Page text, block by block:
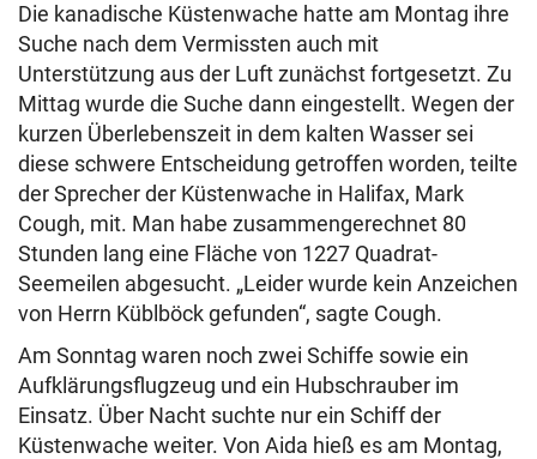
Die kanadische Küstenwache hatte am Montag ihre
Suche nach dem Vermissten auch mit
Unterstützung aus der Luft zunächst fortgesetzt. Zu
Mittag wurde die Suche dann eingestellt. Wegen der
kurzen Überlebenszeit in dem kalten Wasser sei
diese schwere Entscheidung getroffen worden, teilte
der Sprecher der Küstenwache in Halifax, Mark
Cough, mit. Man habe zusammengerechnet 80
Stunden lang eine Fläche von 1227 Quadrat-
Seemeilen abgesucht. „Leider wurde kein Anzeichen
von Herrn Küblböck gefunden“, sagte Cough.
Am Sonntag waren noch zwei Schiffe sowie ein
Aufklärungsflugzeug und ein Hubschrauber im
Einsatz. Über Nacht suchte nur ein Schiff der
Küstenwache weiter. Von Aida hieß es am Montag,